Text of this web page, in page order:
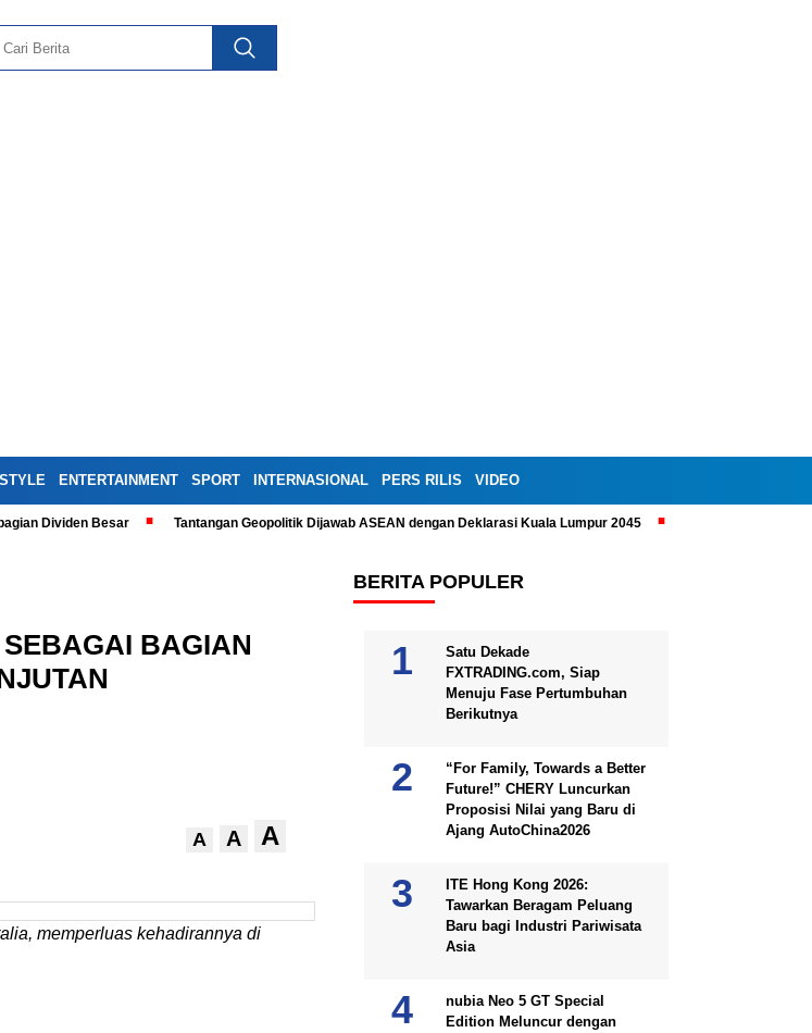
ENTERTAINMENT SPORT INTERNASIONAL PERS RILIS VIDEO
Dividen Besar Tantangan Geopolitik Dijawab ASEAN dengan Deklarasi Kuala Lumpur 2045
BAGIAN
A A A
memperluas kehadirannya di
BERITA POPULER
Satu Dekade
FXTRADING.com, Siap
Menuju Fase Pertumbuhan
Berikutnya
“For Family, Towards a Better
Future!” CHERY Luncurkan
Proposisi Nilai yang Baru di
Ajang AutoChina2026
ITE Hong Kong 2026:
Tawarkan Beragam Peluang
Baru bagi Industri Pariwisata
Asia
nubia Neo 5 GT Special
Edition Meluncur dengan